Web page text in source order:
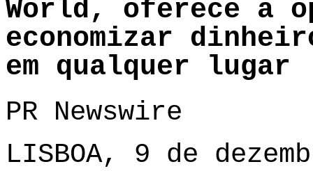
World, oferece a
economizar
em qualquer lugar
PR Newswire
LISBOA, 9 de